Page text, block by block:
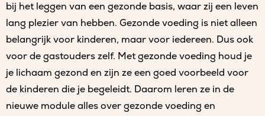
bij het leggen van een gezonde basis, waar zij een leven
lang plezier van hebben. Gezonde voeding is niet alleen
belangrijk voor kinderen, maar voor iedereen. Dus ook
voor de gastouders zelf. Met gezonde voeding houd je
je lichaam gezond en zijn ze een goed voorbeeld voor
de kinderen die je begeleidt. Daarom leren ze in de
nieuwe module alles over gezonde voeding en